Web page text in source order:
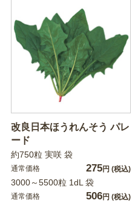
改良日本ほうれんそう パレ
ード
約750粒 実咲 袋
通常価格 275円 (税込)
3000～5500粒 1dL 袋
通常価格 506円 (税込)